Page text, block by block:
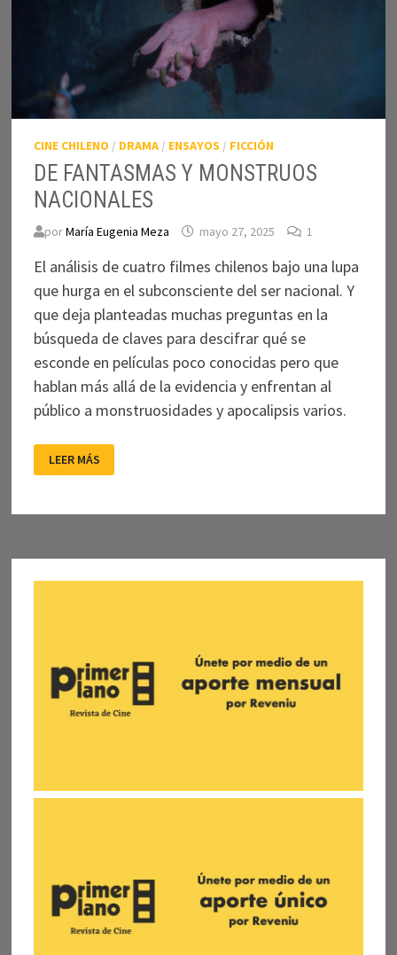
CINE CHILENO / DRAMA/ ENSAYOS / FICCIÓN
DE FANTASMAS Y MONSTRUOS
NACIONALES
porMaría Eugenia Meza mayo 27, 2025 1
El análisis de cuatro filmes chilenos bajo una lupa
que hurga en el subconsciente del ser nacional. Y
que deja planteadas muchas preguntas en la
búsqueda de claves para descifrar qué se
esconde en películas poco conocidas pero que
hablan más allá de la evidencia y enfrentan al
público a monstruosidades y apocalipsis varios.
FANTASMAS
Y
LEER MÁS